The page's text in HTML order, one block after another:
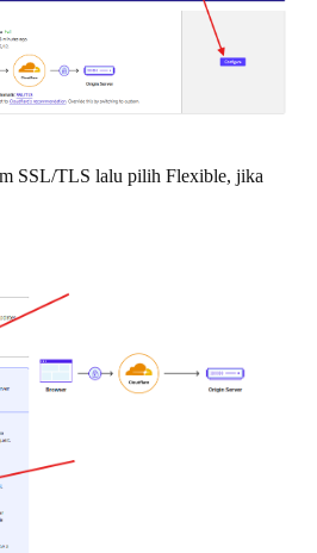
SSL/TLS lalu pilih Flexible, jika